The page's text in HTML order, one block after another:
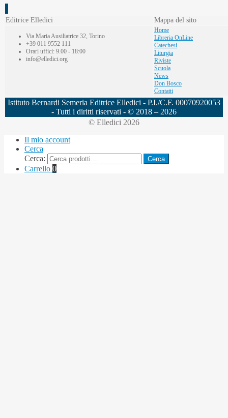
Editrice Elledici Mappa del sito
Via Maria Ausiliatrice 32, Torino
+39 011 9552 111
Orari uffici: 9.00 - 18:00
info@elledici.org
Home
Libreria OnLine
Catechesi
Liturgia
Riviste
Scuola
News
Don Bosco
Contatti
Istituto Bernardi Semeria Editrice Elledici - P.I./C.F. 00070920053
- Tutti i diritti riservati - © 2018 – 2026
© Elledici 2026
Il mio account
Cerca
Cerca:
Cerca
Carrello 0